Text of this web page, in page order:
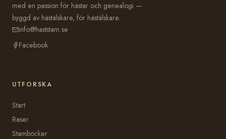
med en passion för hästar och genealogi —
byggd av hästälskare, för hästälskare.
info@haststam.se
Facebook
UTFORSKA
Start
Raser
Stamböcker